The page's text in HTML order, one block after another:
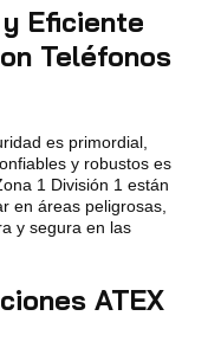
Eficiente
Teléfonos
es primordial,
y robustos es
1 División 1 están
en áreas peligrosas,
y segura en las
ATEX